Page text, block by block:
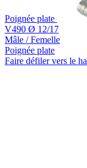
Poignée plate
V490 Ø 12/17
Mâle / Femelle
Poignée plate
Faire défiler vers le